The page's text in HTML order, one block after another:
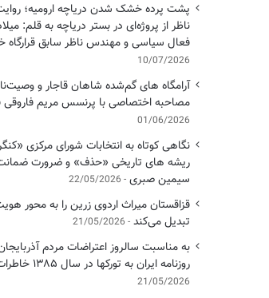
پشت پرده خشک شدن دریاچه ارومیه؛
ناظر از پروژه‌ای در بستر دریاچه به قلم:
فعال سیاسی و مهندس ناظر سابق قرارگاه
10/07/2026
آرامگاه های گم‌شده شاهان قاجار و
مصاحبه اختصاصی با پرنسس مریم فاروقی
01/06/2026
نگاهی کوتاه به انتخابات شورای مرکزی
ریشه های تاریخی «حذف» و ضرورت
سیمین صبری 22/05/2026
قزاقستان میراث اردوی زرین را به محور
تبدیل می‌کند 21/05/2026
به مناسبت سالروز اعتراضات مردم
روزنامه ایران به تورکها در سال ۱۳۸۵ خاطرات حامد یگانه پور
21/05/2026